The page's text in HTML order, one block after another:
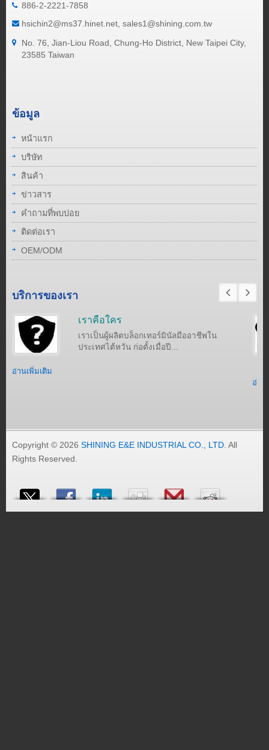
886-2-2221-7858
hsichin2@ms37.hinet.net, sales1@shining.com.tw
No. 76, Jian-Liou Road, Chung-Ho District, New Taipei City,
23585 Taiwan
ข้อมูล
หน้าแรก
บริษัท
สินค้า
ข่าวสาร
คำถามที่พบบ่อย
ติดต่อเรา
OEM/ODM
บริการของเรา
เราคือใคร
เราเป็นผู้ผลิตบล็อกเทอร์มินัลมืออาชีพใน
ประเทศไต้หวัน ก่อตั้งเมื่อปี...
อ่านเพิ่มเติม
อ่าน
Copyright © 2026 SHINING E&E INDUSTRIAL CO., LTD. All
Rights Reserved.